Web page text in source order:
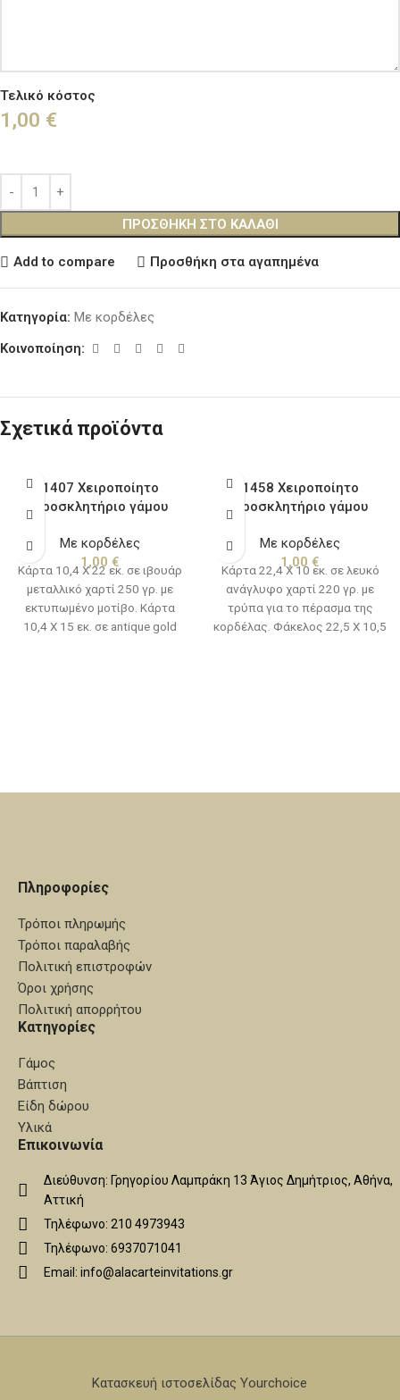
Τελικό κόστος
1,00 €
ΠΡΟΣΘΉΚΗ ΣΤΟ ΚΑΛΆΘΙ
Add to compare Προσθήκη στα αγαπημένα
Κατηγορία: Με κορδέλες
Κοινοποίηση:
Σχετικά προϊόντα
1407 Χειροποίητο
προσκλητήριο γάμου
Με κορδέλες
1,00 €
Κάρτα 10,4 Χ 22 εκ. σε ιβουάρ
μεταλλικό χαρτί 250 γρ. με
εκτυπωμένο μοτίβο. Κάρτα
10,4 Χ 15 εκ. σε antique gold
1458 Χειροποίητο
προσκλητήριο γάμου
Με κορδέλες
1,00 €
Κάρτα 22,4 Χ 10 εκ. σε λευκό
ανάγλυφο χαρτί 220 γρ. με
τρύπα για το πέρασμα της
κορδέλας. Φάκελος 22,5 Χ 10,5
Πληροφορίες
Τρόποι πληρωμής
Τρόποι παραλαβής
Πολιτική επιστροφών
Όροι χρήσης
Πολιτική απορρήτου
Κατηγορίες
Γάμος
Βάπτιση
Είδη δώρου
Υλικά
Επικοινωνία
Διεύθυνση: Γρηγορίου Λαμπράκη 13 Άγιος Δημήτριος, Αθήνα,
Αττική
Τηλέφωνο: 210 4973943
Τηλέφωνο: 6937071041
Email: info@alacarteinvitations.gr
Κατασκευή ιστοσελίδας Yourchoice